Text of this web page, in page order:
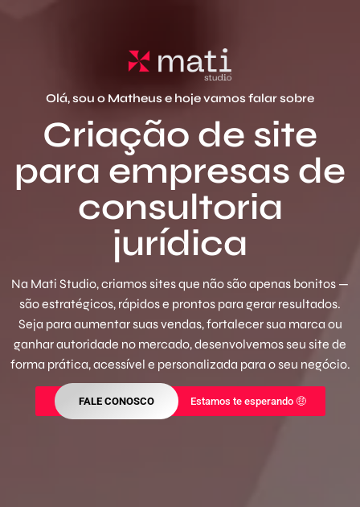
Olá, sou o Matheus e hoje vamos falar sobre
Criação de site
para empresas de
consultoria
jurídica
Na Mati Studio, criamos sites que não são apenas bonitos —
são estratégicos, rápidos e prontos para gerar resultados.
Seja para aumentar suas vendas, fortalecer sua marca ou
ganhar autoridade no mercado, desenvolvemos seu site de
forma prática, acessível e personalizada para o seu negócio.
FALE CONOSCO Estamos te esperando 🤑